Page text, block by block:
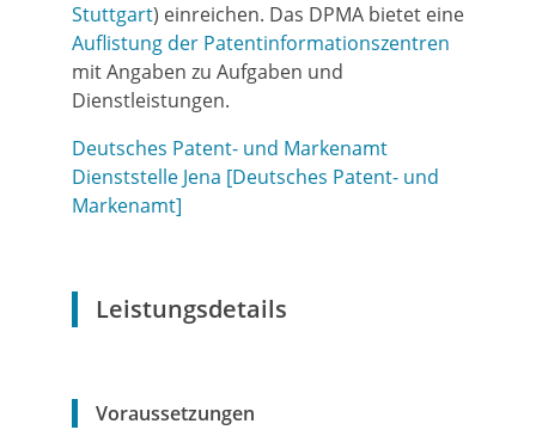
Stuttgart) einreichen. Das DPMA bietet eine
Auflistung der Patentinformationszentren
mit Angaben zu Aufgaben und
Dienstleistungen.
Deutsches Patent- und Markenamt
Dienststelle Jena [Deutsches Patent- und
Markenamt]
Leistungsdetails
Voraussetzungen